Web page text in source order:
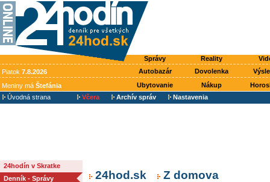
Správy Reality
Piatok 7.8.2026 Autobazár Dovolenka
Meniny má Štefánia Ubytovanie Nákup
Úvodná strana
Včera Archív správ Nastavenia
24hodín v Skratke
Denník - Správy
24hod.sk Z domova